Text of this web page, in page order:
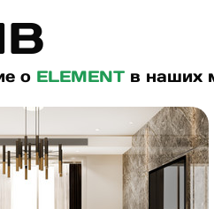
о ELEMENT в наших